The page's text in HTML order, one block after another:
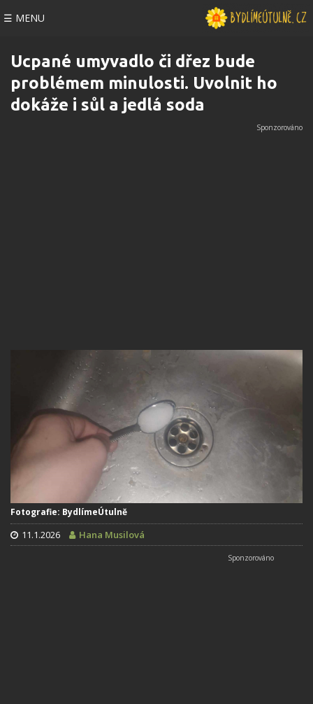
☰ MENU
Ucpané umyvadlo či dřez bude
problémem minulosti. Uvolnit ho
dokáže i sůl a jedlá soda
Fotografie: BydlímeÚtulně
11.1.2026 Hana Musilová